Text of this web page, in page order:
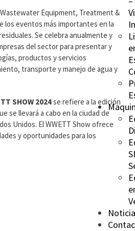
Wastewater Equipment, Treatment &
los eventos más importantes en la
Se celebra anualmente y
del sector para presentar y
productos y servicios
transporte y manejo de agua y
SHOW 2024se refiere a la edición
se llevará a cabo en la ciudad de
Unidos. El WWETT Show ofrece
y oportunidades para los